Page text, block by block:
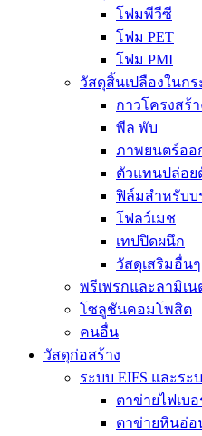
โฟมพีวีซี
โฟม PET
โฟม PMI
วัสดุสิ้นเปลืองในก
กาวโครงสร้า
พีล พับ
ภาพยนตร์ออ
ตัวแทนปล่อย
ฟิล์มสำหรับ
โฟลว์เมช
เทปปิดผนึก
วัสดุเสริมอื่นๆ
พรีเพรกและลามิเน
โซลูชันคอมโพสิต
คนอื่น
วัสดุก่อสร้าง
ระบบ EIFS และร
ตาข่ายไฟเบ
ตาข่ายหินอ่อ